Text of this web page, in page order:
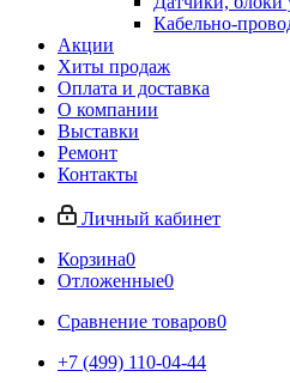
Кабельно-
Акции
Хиты продаж
Оплата и доставка
О компании
Выставки
Ремонт
Контакты
Личный кабинет
Корзина0
Отложенные0
Сравнение товаров0
+7 (499) 110-04-44